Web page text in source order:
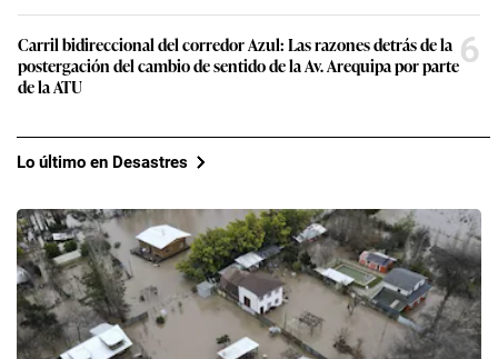
Carril bidireccional del corredor Azul: Las razones detrás de la
postergación del cambio de sentido de la Av. Arequipa por parte
de la ATU
6
Lo último en Desastres